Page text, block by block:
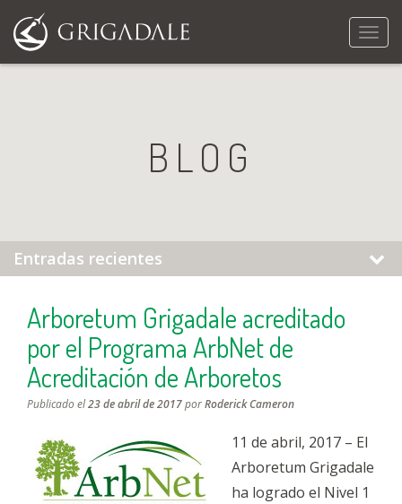
BLOG
Entradas recientes
Arboretum Grigadale acreditado
por el Programa ArbNet de
Acreditación de Arboretos
Publicado el23 de abril de 2017porRoderick Cameron
11 de abril, 2017 – El
Arboretum Grigadale
ha logrado el Nivel 1